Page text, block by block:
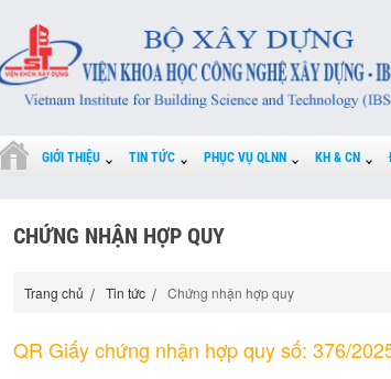
GIỚI THIỆU TIN TỨC PHỤC VỤ QLNN KH & CN
CHỨNG NHẬN HỢP QUY
Trang chủ Tin tức Chứng nhận hợp quy
QR Giấy chứng nhận hợp quy số: 376/